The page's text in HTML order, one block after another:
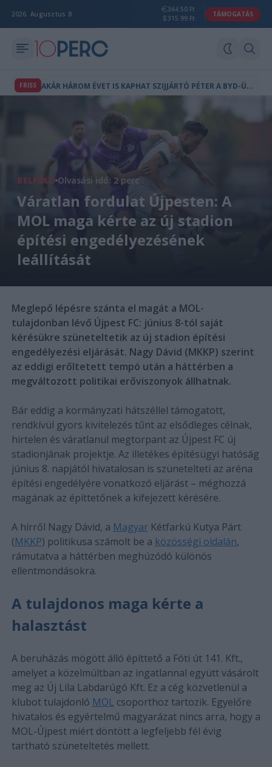
2026. Augusztus 8.
364.50 Ft
315.99 Ft
TÁMOGATÁS
FRISS A
KÁR HÁROM ÉVET IS KAPHAT SZIJJÁRTÓ PÉTER A BYD-ÜGY MIATT
BELFÖLD Olvasási idő: 2 perc
Váratlan fordulat Újpesten: A
MOL maga kérte az új stadion
építési engedélyezésének
leállítását
Meglepő lépésre szánta el magát a MOL-
tulajdonban lévő Újpest FC: június 8-tól saját
kérésükre szüneteltetik az új stadion építési
engedélyezési eljárását. Nagy Dávid (MKKP) szerint
az eddigi erőltetett tempó után a háttérben a
megváltozott politikai erőviszonyok állhatnak.
Bár eddig a kormányzati hátszéllel támogatott,
rendkívül gyors kivitelezés tűnt az elsődleges célnak,
hirtelen és váratlanul megtorpant az Újpest FC új
stadionjának projektje. Az illetékes építésügyi hatóság
június 8. napjától hivatalosan is szünetelteti az aréna
építési engedélyére vonatkozó eljárást – méghozzá
magának az építtetőnek a kifejezett kérésére.
A hírről Nagy Dávid, a MagyarKétfarkú Kutya Párt
(MKKP) politikusa számolt be a közösségi oldalán,
rámutatva a háttérben meghúzódó különös
ellentmondásokra.
A tulajdonos maga kérte a
halasztást
A beruházás mögött álló építtető a Fóti út 141. Kft.,
amelyet a közelmúltban az ingatlannal együtt vásárolt
meg az Új Lila Labdarúgó Kft. Ez a cég közvetlenül a
klubot tulajdonló MOL csoporthoz tartozik. Egyelőre
hivatalos és egyértelmű magyarázat nincs arra, hogy a
MOL-Újpest miért döntött a legfeljebb fél évig
tartható szüneteltetés mellett.